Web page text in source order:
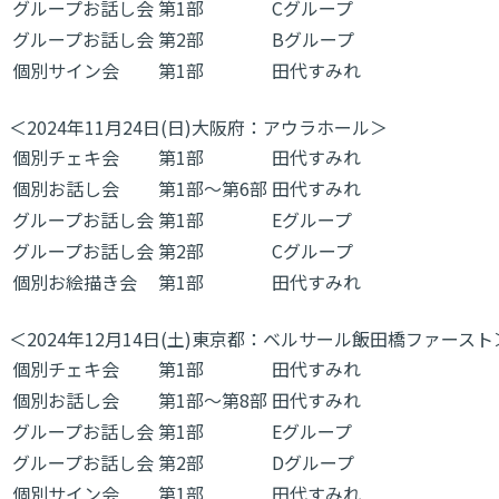
グループお話し会第1部
Cグループ
グループお話し会第2部
Bグループ
個別サイン会
第1部 田代すみれ
＜2024年11月24日(日)大阪府：アウラホール＞
個別チェキ会
第1部
田代すみれ
個別お話し会
第1部～第6部 田代すみれ
グループお話し会第1部
Eグループ
グループお話し会第2部
Cグループ
個別お絵描き会
第1部 田代すみれ
＜2024年12月14日(土)東京都：ベルサール飯田橋ファースト
個別チェキ会
第1部
田代すみれ
個別お話し会
第1部～第8部 田代すみれ
グループお話し会第1部
Eグループ
グループお話し会第2部
Dグループ
個別サイン会
第1部 田代すみれ